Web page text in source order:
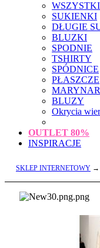
SUKIENKI
DŁUGIE
BLUZKI
SPODNIE
TSHIRTY
SPÓDNICE
PŁASZCZE
BLUZY
Okrycia
OUTLET 80%
INSPIRACJE
SKLEP INTERNETOWY →